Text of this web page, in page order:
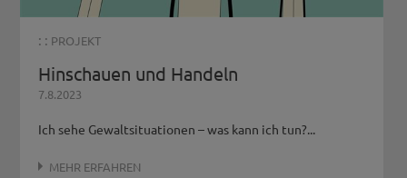
: : PROJEKT
Hinschauen und Handeln
7.8.2023
Ich sehe Gewaltsituationen – was kann ich tun?...
MEHR ERFAHREN